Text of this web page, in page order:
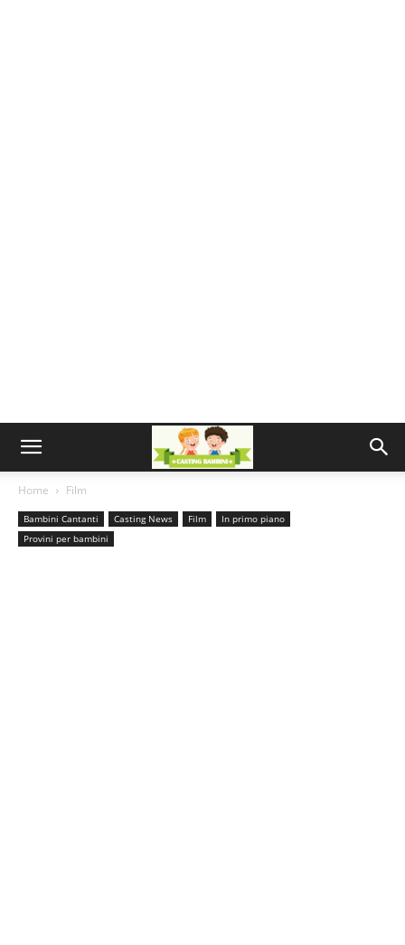
Home Film
Bambini Cantanti Casting News Film
In primo piano
Provini per bambini